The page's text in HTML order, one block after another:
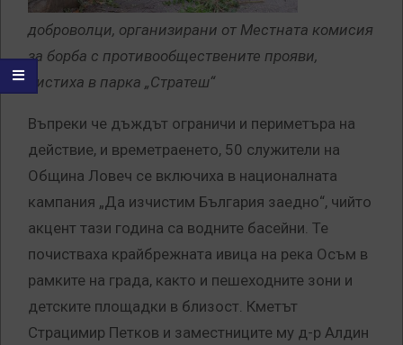
доброволци, организирани от Местната комисия
за борба с противообществените прояви,
чистиха в парка „Стратеш“
Въпреки че дъждът ограничи и периметъра на
действие, и времетраенето, 50 служители на
Община Ловеч се включиха в националната
кампания „Да изчистим България заедно“, чийто
акцент тази година са водните басейни. Те
почистваха крайбрежната ивица на река Осъм в
рамките на града, както и пешеходните зони и
детските площадки в близост. Кметът
Страцимир Петков и заместниците му д-р Алдин